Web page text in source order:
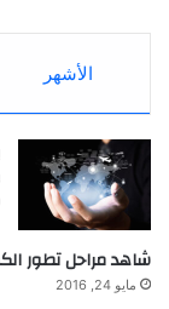
الأشهر
شاهد مراحل تطور
مايو 24, 2016